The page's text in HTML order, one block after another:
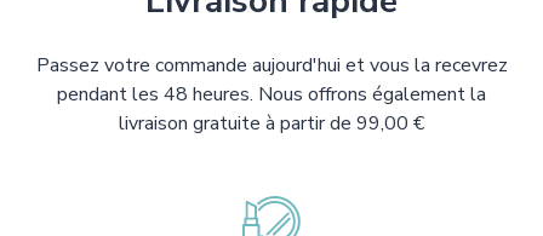
Passez votre commande aujourd'hui et vous la recevrez
pendant les 48 heures. Nous offrons également la
livraison gratuite à partir de 99,00 €